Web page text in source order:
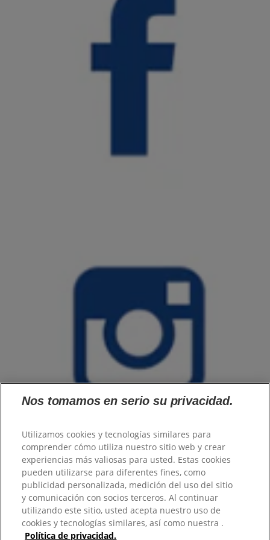
Familia
Hombre
Profesional
Productos
Sobre Protex
Nos tomamos en serio su privacidad.
Utilizamos cookies y tecnologías similares para
comprender cómo utiliza nuestro sitio web y crear
experiencias más valiosas para usted. Estas cookies
pueden utilizarse para diferentes fines, como
publicidad personalizada, medición del uso del sitio
y comunicación con socios terceros. Al continuar
utilizando este sitio, usted acepta nuestro uso de
cookies y tecnologías similares, así como nuestra .
Política de privacidad.